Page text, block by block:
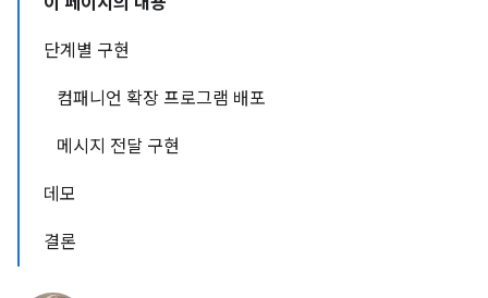
단계별 구현
컴패니언 확장 프로그램 배포
메시지 전달 구현
데모
결론